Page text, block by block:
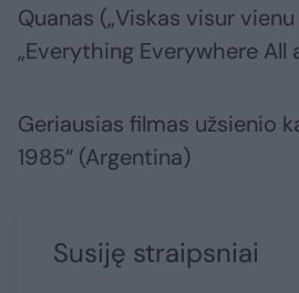
Quanas („Viskas visur
„Everything Everywhere All
Geriausias filmas užsienio
1985“ (Argentina)
Susiję straipsniai